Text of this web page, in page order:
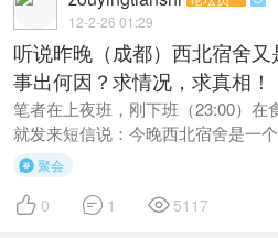
12-2-26 01:29
听说昨晚（成都）西北宿舍又
事出何因？求情况，求真相！
笔者在上夜班，刚下班（23:00）在
就发来短信说：今晚西北宿舍是一
聚会
 0  1  5117